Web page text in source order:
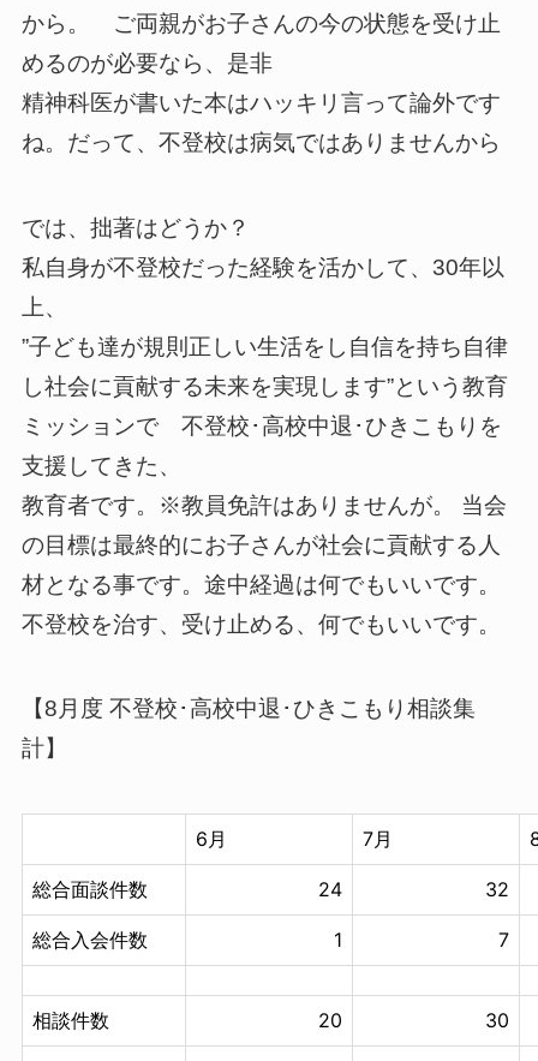
から。 ご両親がお子さんの今の状態を受け止
めるのが必要なら、是非
精神科医が書いた本はハッキリ言って論外です
ね。だって、不登校は病気ではありませんから
では、拙著はどうか？
私自身が不登校だった経験を活かして、30年以
上、
”子ども達が規則正しい生活をし自信を持ち自律
し社会に貢献する未来を実現します”という教育
ミッションで 不登校･高校中退･ひきこもりを
支援してきた、
教育者です。※教員免許はありませんが。 当会
の目標は最終的にお子さんが社会に貢献する人
材となる事です。途中経過は何でもいいです。
不登校を治す、受け止める、何でもいいです。
【8月度 不登校･高校中退･ひきこもり相談集
計】
6月 7月
総合面談件数 24 32
総合入会件数 1 7
相談件数 20 30